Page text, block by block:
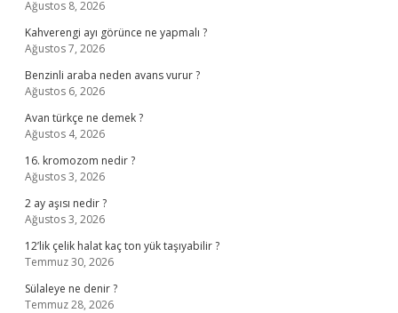
Ağustos 8, 2026
Kahverengi ayı görünce ne yapmalı ?
Ağustos 7, 2026
Benzinli araba neden avans vurur ?
Ağustos 6, 2026
Avan türkçe ne demek ?
Ağustos 4, 2026
16. kromozom nedir ?
Ağustos 3, 2026
2 ay aşısı nedir ?
Ağustos 3, 2026
12’lik çelik halat kaç ton yük taşıyabilir ?
Temmuz 30, 2026
Sülaleye ne denir ?
Temmuz 28, 2026